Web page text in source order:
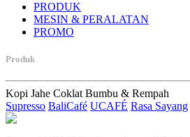
PRODUK
MESIN & PERALATAN
PROMO
Produk
Kopi Jahe Coklat Bumbu & Rempah
Supresso BaliCafé UCAFÉ Rasa Sayang